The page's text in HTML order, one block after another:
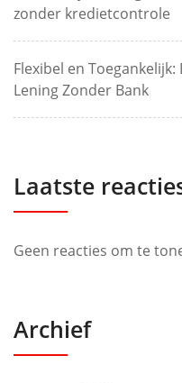
zonder kredietcontrole
Flexibel en
Lening Zonder Bank
Laatste
Geen reacties om te
Archief